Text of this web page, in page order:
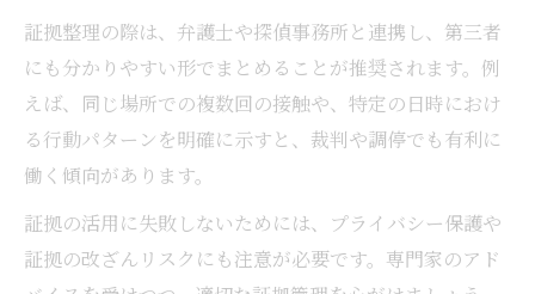
証拠整理の際は、弁護士や探偵事務所と連携し、第三者
にも分かりやすい形でまとめることが推奨されます。例
えば、同じ場所での複数回の接触や、特定の日時におけ
る行動パターンを明確に示すと、裁判や調停でも有利に
働く傾向があります。
証拠の活用に失敗しないためには、プライバシー保護や
証拠の改ざんリスクにも注意が必要です。専門家のアド